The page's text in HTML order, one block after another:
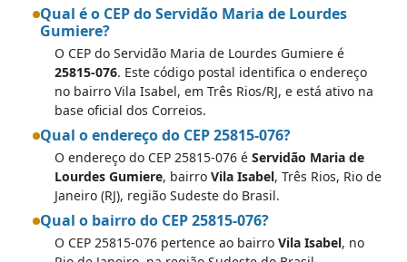
Qual é o CEP do Servidão Maria de Lourdes
Gumiere?
O CEP do Servidão Maria de Lourdes Gumiere é
25815-076. Este código postal identifica o endereço
no bairro Vila Isabel, em Três Rios/RJ, e está ativo na
base oficial dos Correios.
Qual o endereço do CEP 25815-076?
O endereço do CEP 25815-076 é Servidão Maria de
Lourdes Gumiere, bairro Vila Isabel, Três Rios, Rio de
Janeiro (RJ), região Sudeste do Brasil.
Qual o bairro do CEP 25815-076?
O CEP 25815-076 pertence ao bairro Vila Isabel, no